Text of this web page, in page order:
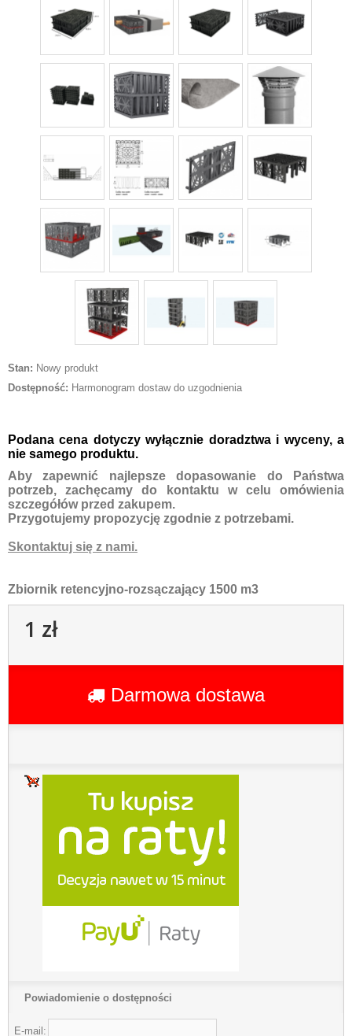
Stan: Nowy produkt
Dostępność: Harmonogram dostaw do uzgodnienia
Podana cena dotyczy wyłącznie doradztwa i wyceny, a
nie samego produktu.
Aby zapewnić najlepsze dopasowanie do Państwa
potrzeb, zachęcamy do kontaktu w celu omówienia
szczegółów przed zakupem.
Przygotujemy propozycję zgodnie z potrzebami.
Skontaktuj się z nami.
Zbiornik retencyjno-rozsączający 1500 m3
1 zł
Darmowa dostawa
Powiadomienie o dostępności
E-mail: